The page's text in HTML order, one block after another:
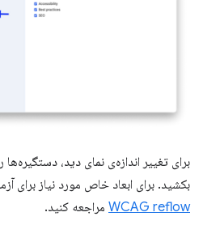
برای تغییر اندازه‌ی نمای دید، دستگیره‌ها
بکشید. برای ابعاد خاص مورد نیاز برای
WCAG reflow مراجعه کنید.